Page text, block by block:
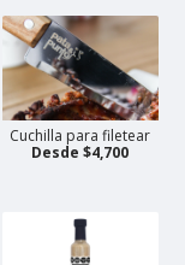
Cuchilla para filetear
Desde $4,700